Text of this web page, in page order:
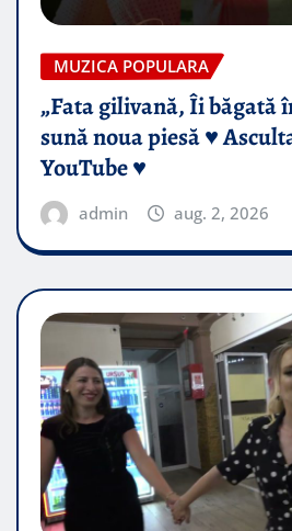
MUZICA POPULARA
„Fata gilivană, Îi băgată
sună noua piesă ♥️
YouTube ♥️
admin aug. 2, 2026